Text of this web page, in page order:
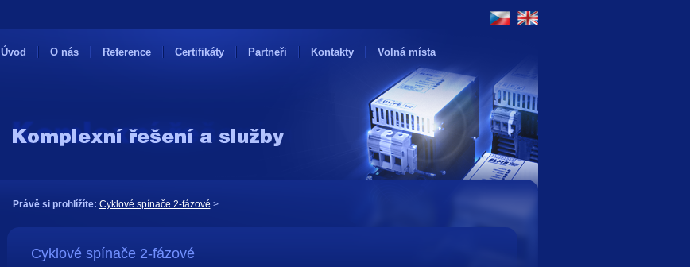
Úvod O nás Reference Certifikáty Partneři Kontakty Volná místa
Právě si prohlížíte: Cyklové spínače 2-fázové >
Cyklové spínače 2-fázové